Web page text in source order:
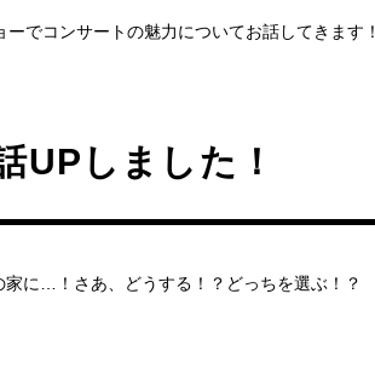
でコンサートの魅力についてお話してきます！
しました！
に…！さあ、どうする！？どっちを選ぶ！？